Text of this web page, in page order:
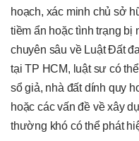
hoạch, xác minh chủ sở
tiềm ẩn hoặc tình trạng
chuyên sâu về Luật Đất
tại TP HCM, luật sư có
sổ giả, nhà đất dính quy
hoặc các vấn đề về xây
thường khó có thể phát